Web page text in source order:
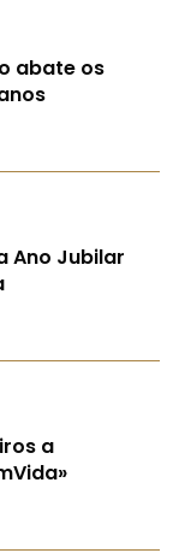
abate os
Ano Jubilar
a